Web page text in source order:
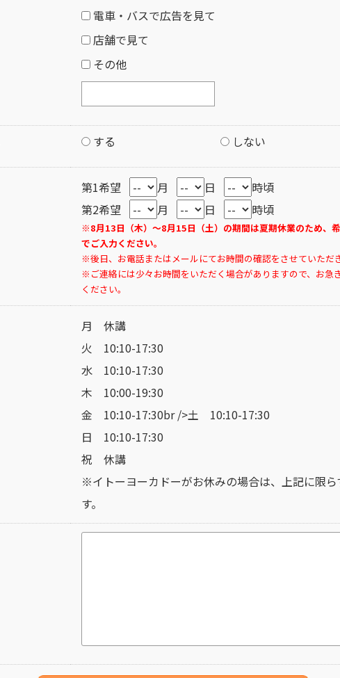
電車・バスで広告を見て
店舗で見て
その他
する しない
第1希望 月 日
時頃
第2希望
月 日 時頃
※8月13日（木）～8月15日（土）の期間は夏期休業のため、
でご入力ください。
※後日、お電話またはメールにてお時間の確認をさせていただき
※ご連絡には少々お時間をいただく場合がありますので、お急
ください。
月 休講
火 10:10-17:30
水 10:10-17:30
木 10:00-19:30
金 10:10-17:30br />土 10:10-17:30
日 10:10-17:30
祝 休講
※イトーヨーカドーがお休みの場合は、上記に限
す。